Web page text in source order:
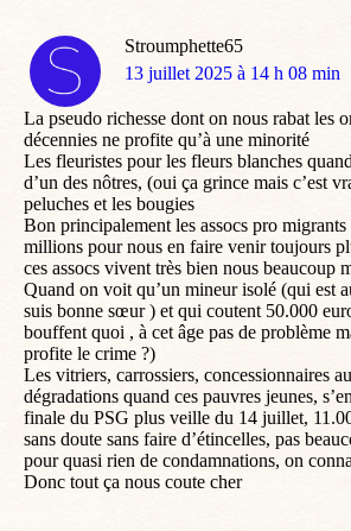
Stroumphette65
dit
13 juillet 2025 à 14 h 08 min
La pseudo richesse dont on nous rabat les
décennies ne profite qu’à une minorité
Les fleuristes pour les fleurs blanches
d’un des nôtres, (oui ça grince mais c’est
peluches et les bougies
Bon principalement les assocs pro
millions pour nous en faire venir toujours
ces assocs vivent très bien nous beaucoup
Quand on voit qu’un mineur isolé (qui est
suis bonne sœur ) et qui coutent 50.000
bouffent quoi , à cet âge pas de problème
profite le crime ?)
Les vitriers, carrossiers, concessionnaires
dégradations quand ces pauvres jeunes,
finale du PSG plus veille du 14 juillet,
sans doute sans faire d’étincelles, pas
pour quasi rien de condamnations, on
Donc tout ça nous coute cher